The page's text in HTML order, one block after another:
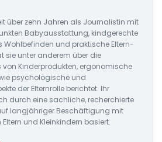
über zehn Jahren als Journalistin mit
Babyausstattung, kindgerechte
Wohlbefinden und praktische Eltern-
sie unter anderem über die
Kinderprodukten, ergonomische
psychologische und
der Elternrolle berichtet. Ihr
durch eine sachliche, recherchierte
langjähriger Beschäftigung mit
und Kleinkindern basiert.